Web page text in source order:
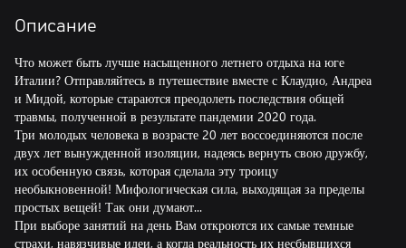
Описание
Что может быть лучше насыщенного летнего отдыха на юге
Италии? Отправляйтесь в путешествие вместе с Клаудио, Андреа
и Мидой, которые стараются преодолеть последствия общей
травмы, полученной в результате пандемии 2020 года.
Три молодых человека в возрасте 20 лет воссоединяются после
двух лет вынужденной изоляции, надеясь вернуть свою дружбу,
их особенную связь, которая сделала эту троицу
необыкновенной! Мифологическая сила, выходящая за пределы
простых вещей! Так они думают...
При выборе занятий на день Вам откроются их самые темные
страхи, навязчивые идеи, а когда реальность их несбывшихся